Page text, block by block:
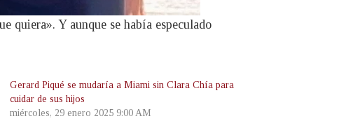
quiera». Y aunque se había especulado
Gerard Piqué se mudaría a Miami sin Clara Chía para
cuidar de sus hijos
miércoles, 29 enero 2025 9:00 AM